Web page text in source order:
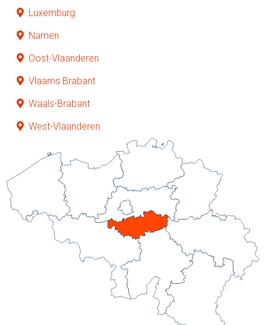
Luxemburg
Namen
Oost-Vlaanderen
Vlaams Brabant
Waals-Brabant
West-Vlaanderen